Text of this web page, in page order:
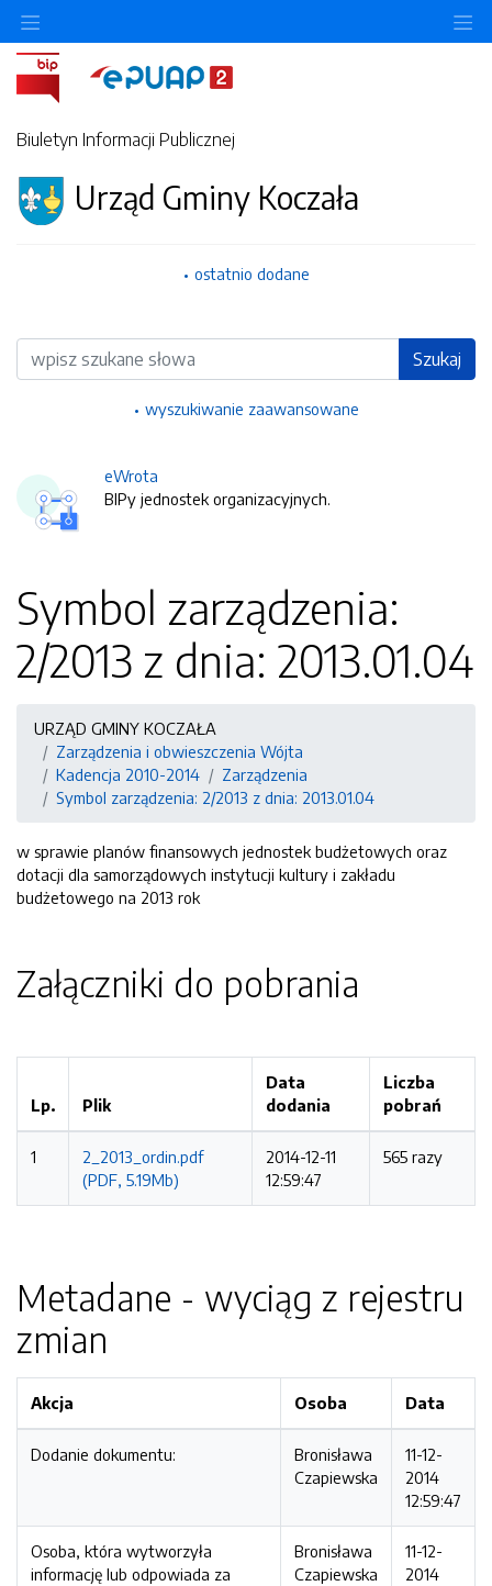
Biuletyn Informacji Publicznej
Urząd Gminy Koczała
ostatnio dodane
Wyszukiwarka Szukaj
wyszukiwanie zaawansowane
eWrota
BIPy jednostek organizacyjnych.
Symbol zarządzenia:
2/2013 z dnia: 2013.01.04
URZĄD GMINY KOCZAŁA
Zarządzenia i obwieszczenia Wójta
Kadencja 2010-2014
Zarządzenia
Symbol zarządzenia: 2/2013 z dnia: 2013.01.04
w sprawie planów finansowych jednostek budżetowych oraz
dotacji dla samorządowych instytucji kultury i zakładu
budżetowego na 2013 rok
Załączniki do pobrania
Lp. Plik
Data
dodania
Liczba
pobrań
1
2_2013_ordin.pdf
(PDF, 5.19Mb)
2014-12-11
12:59:47
565 razy
Metadane - wyciąg z rejestru
zmian
Akcja Osoba Data
Dodanie dokumentu:
Bronisława
Czapiewska
11-12-
2014
12:59:47
Osoba, która wytworzyła
informację lub odpowiada za
Bronisława
Czapiewska
11-12-
2014